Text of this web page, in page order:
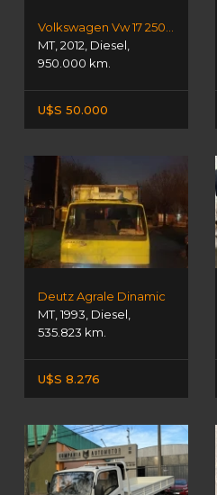
Volkswagen Vw 17 250 Constellation
MT,2012, Diesel,
950.000 km.
U$S 50.000
Deutz Agrale Dinamic
MT,1993, Diesel,
535.823 km.
U$S 8.276